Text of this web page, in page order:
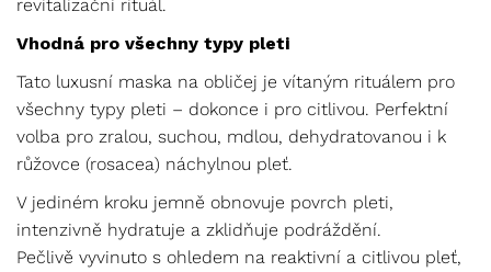
revitalizační rituál.
Vhodná pro všechny typy pleti
Tato luxusní maska na obličej je vítaným rituálem pro
všechny typy pleti – dokonce i pro citlivou. Perfektní
volba pro zralou, suchou, mdlou, dehydratovanou i k
růžovce (rosacea) náchylnou pleť.
V jediném kroku jemně obnovuje povrch pleti,
intenzivně hydratuje a zklidňuje podráždění.
Pečlivě vyvinuto s ohledem na reaktivní a citlivou pleť,